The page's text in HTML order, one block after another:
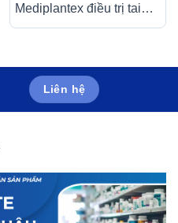
Mediplantex điều trị tai
Liên hệ